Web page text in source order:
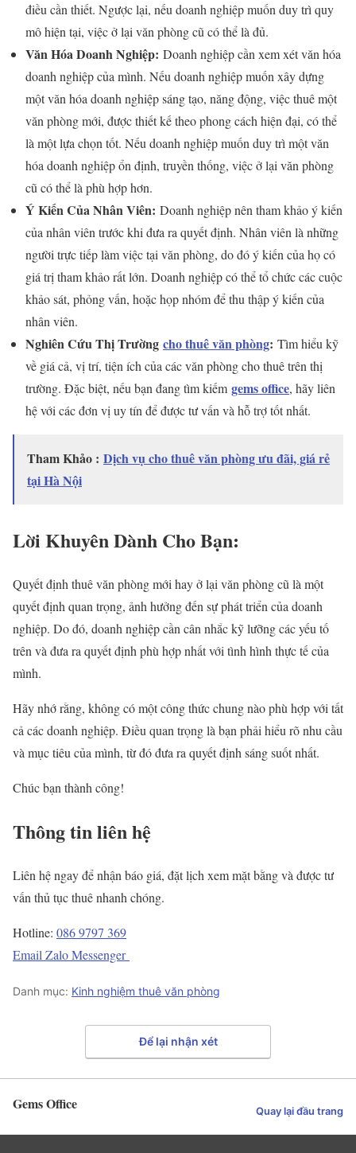
điều cần thiết. Ngược lại, nếu doanh nghiệp muốn duy trì quy
mô hiện tại, việc ở lại văn phòng cũ có thể là đủ.
Văn Hóa Doanh Nghiệp: Doanh nghiệp cần xem xét văn hóa
doanh nghiệp của mình. Nếu doanh nghiệp muốn xây dựng
một văn hóa doanh nghiệp sáng tạo, năng động, việc thuê một
văn phòng mới, được thiết kế theo phong cách hiện đại, có thể
là một lựa chọn tốt. Nếu doanh nghiệp muốn duy trì một văn
hóa doanh nghiệp ổn định, truyền thống, việc ở lại văn phòng
cũ có thể là phù hợp hơn.
Ý Kiến Của Nhân Viên: Doanh nghiệp nên tham khảo ý kiến
của nhân viên trước khi đưa ra quyết định. Nhân viên là những
người trực tiếp làm việc tại văn phòng, do đó ý kiến của họ có
giá trị tham khảo rất lớn. Doanh nghiệp có thể tổ chức các cuộc
khảo sát, phỏng vấn, hoặc họp nhóm để thu thập ý kiến của
nhân viên.
Nghiên Cứu Thị Trường cho thuê văn phòng: Tìm hiểu kỹ
về giá cả, vị trí, tiện ích của các văn phòng cho thuê trên thị
trường. Đặc biệt, nếu bạn đang tìm kiếm gems office, hãy liên
hệ với các đơn vị uy tín để được tư vấn và hỗ trợ tốt nhất.
Tham Khảo : Dịch vụ cho thuê văn phòng ưu đãi, giá rẻ
tại Hà Nội
Lời Khuyên Dành Cho Bạn:
Quyết định thuê văn phòng mới hay ở lại văn phòng cũ là một
quyết định quan trọng, ảnh hưởng đến sự phát triển của doanh
nghiệp. Do đó, doanh nghiệp cần cân nhắc kỹ lưỡng các yếu tố
trên và đưa ra quyết định phù hợp nhất với tình hình thực tế của
mình.
Hãy nhớ rằng, không có một công thức chung nào phù hợp với tất
cả các doanh nghiệp. Điều quan trọng là bạn phải hiểu rõ nhu cầu
và mục tiêu của mình, từ đó đưa ra quyết định sáng suốt nhất.
Chúc bạn thành công!
Thông tin liên hệ
Liên hệ ngay để nhận báo giá, đặt lịch xem mặt bằng và được tư
vấn thủ tục thuê nhanh chóng.
Hotline: 086 9797 369
Email ZaloMessenger
Danh mục: Kinh nghiệm thuê văn phòng
Để lại nhận xét
Gems Office Quay lại đầu trang